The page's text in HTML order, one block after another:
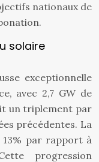
nationaux de
solaire
exceptionnelle
avec 2,7 GW de
un triplement par
précédentes. La
par rapport à
progression